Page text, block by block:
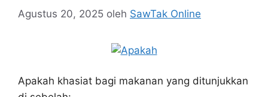
Agustus 20, 2025 oleh SawTak Online
Apakah khasiat bagi makanan yang ditunjukkan